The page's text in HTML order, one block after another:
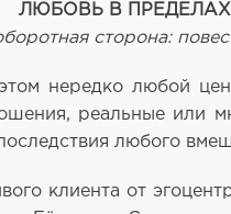
ЛЮБОВЬ В
сторона:
нередко любой
реальные
любого
клиента от